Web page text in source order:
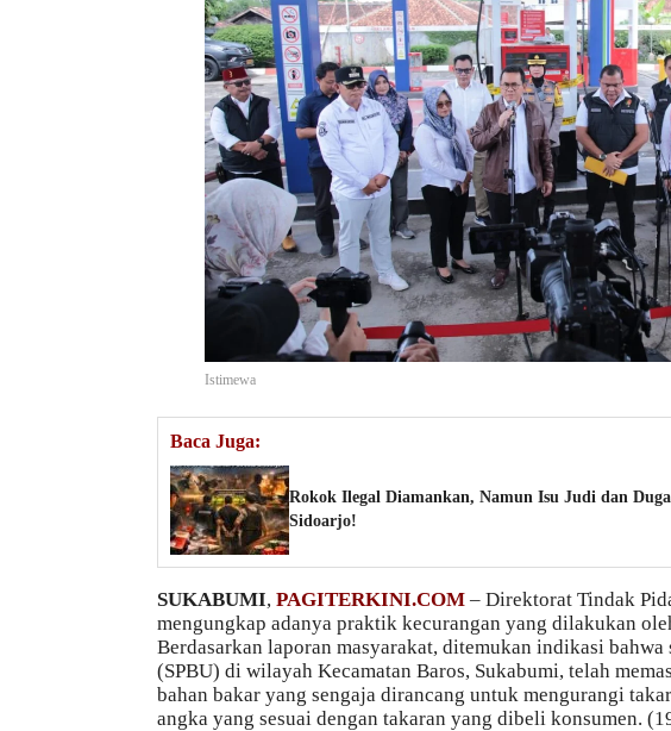
Istimewa
Baca Juga:
Rokok Ilegal Diamankan, Namun Isu Judi dan
Sidoarjo!
SUKABUMI, PAGITERKINI.COM – Direktorat Tindak
mengungkap adanya praktik kecurangan yang dilakukan
Berdasarkan laporan masyarakat, ditemukan indikasi
(SPBU) di wilayah Kecamatan Baros, Sukabumi, telah
bahan bakar yang sengaja dirancang untuk mengurangi
angka yang sesuai dengan takaran yang dibeli konsumen.